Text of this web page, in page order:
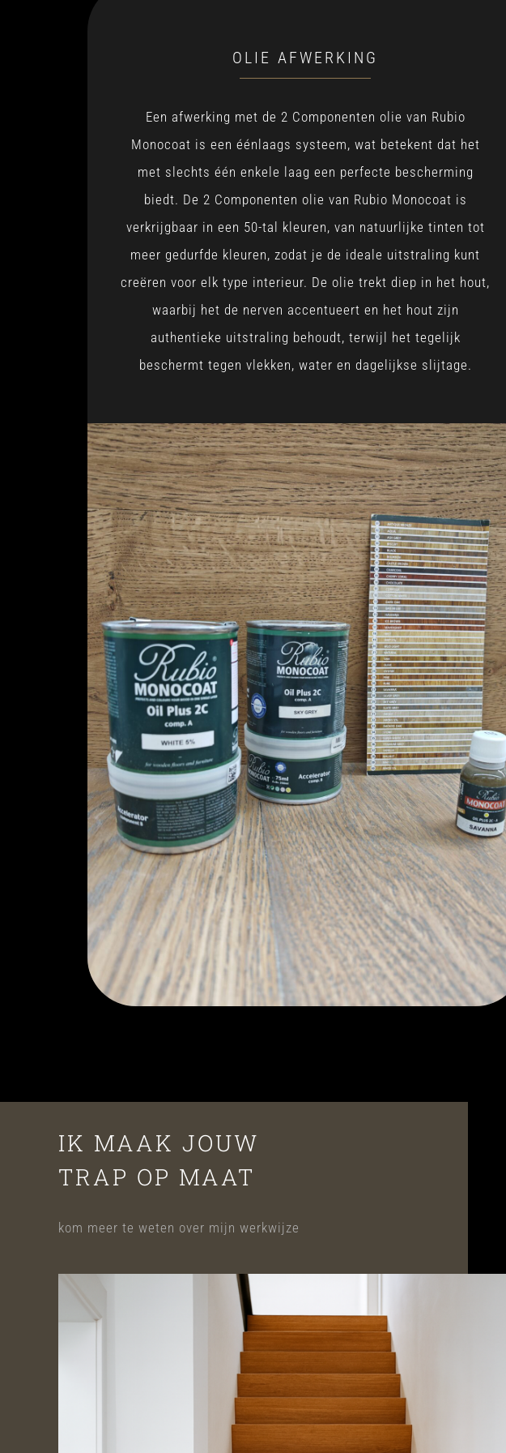
OLIE AFWERKING
Een afwerking met de 2 Componenten olie van Rubio
Monocoat is een éénlaags systeem, wat betekent dat het
met slechts één enkele laag een perfecte bescherming
biedt. De 2 Componenten olie van Rubio Monocoat is
verkrijgbaar in een 50-tal kleuren, van natuurlijke tinten tot
meer gedurfde kleuren, zodat je de ideale uitstraling kunt
creëren voor elk type interieur. De olie trekt diep in het hout,
waarbij het de nerven accentueert en het hout zijn
authentieke uitstraling behoudt, terwijl het tegelijk
beschermt tegen vlekken, water en dagelijkse slijtage.
IK MAAK JOUW
TRAP OP MAAT
kom meer te weten over mijn werkwijze